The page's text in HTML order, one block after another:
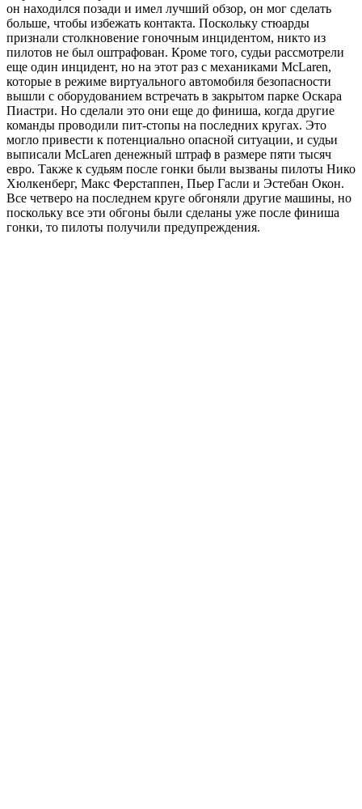
он находился позади и имел лучший обзор, он мог сделать
больше, чтобы избежать контакта. Поскольку стюарды
признали столкновение гоночным инцидентом, никто из
пилотов не был оштрафован. Кроме того, судьи рассмотрели
еще один инцидент, но на этот раз с механиками McLaren,
которые в режиме виртуального автомобиля безопасности
вышли с оборудованием встречать в закрытом парке Оскара
Пиастри. Но сделали это они еще до финиша, когда другие
команды проводили пит-стопы на последних кругах. Это
могло привести к потенциально опасной ситуации, и судьи
выписали McLaren денежный штраф в размере пяти тысяч
евро. Также к судьям после гонки были вызваны пилоты Нико
Хюлкенберг, Макс Ферстаппен, Пьер Гасли и Эстебан Окон.
Все четверо на последнем круге обгоняли другие машины, но
поскольку все эти обгоны были сделаны уже после финиша
гонки, то пилоты получили предупреждения.